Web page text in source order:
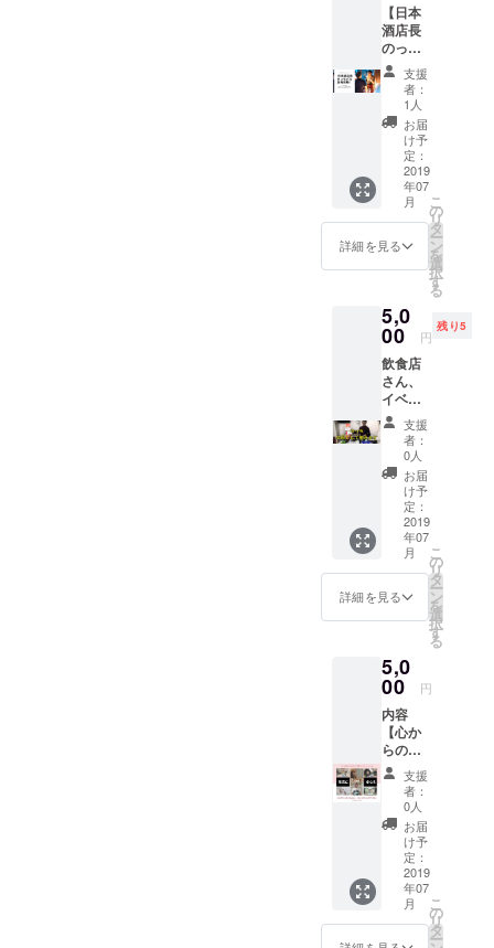
【日本
酒店長
のっち
バル体
験】 僕
の代わ
りに店
長とし
て立っ
て頂け
ます。
（店長
中のっ
ちの日
本酒は
飲み放
み過ぎ
注意
笑） 必
要であ
れば常
駐して
サポー
トもし
ます
し、 必
要なけ
れば最
初と最
後だけ
パパっ
と現れ
ます笑
Rooter
） 日程
はクラ
ファン
終了後
調整し
ます。
支援
者：
1人
お届
け予
定：
2019
年07
月
詳細を見る
こ
の
リ
タ
ー
ン
を
選
択
す
る
5,0
00 円
残り5
飲食店
さん、
イベン
ターさ
ん専用
店長や
スタッ
フとし
て立た
せて頂
きます
時間は4
時間働
きま
す。 ク
ラウド
ディン
グ終了
後 日
程、場
所、詳
細等調
整させ
て頂き
ます。
（日本
酒が必
要な場
合は別
途料金
となり
ま
支援
者：
0人
お届
け予
定：
2019
年07
月
詳細を見る
こ
の
リ
タ
ー
ン
を
選
択
す
る
5,0
00 円
内容
【心か
らの誰
得？！
企画】
テーマ
は「あ
なたは
普通」
中島菜
摘の写
真集つ
くりま
す！(笑)
支援
者：
0人
お届
け予
定：
2019
年07
月
こ
の
リ
タ
ー